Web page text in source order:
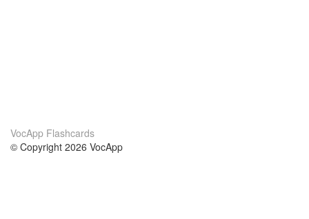
VocApp Flashcards
© Copyright 2026 VocApp